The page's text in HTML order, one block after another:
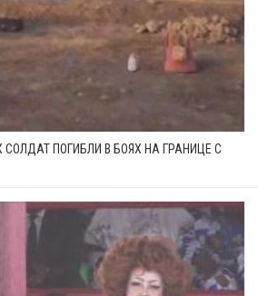
СОЛДАТ ПОГИБЛИ В БОЯХ НА ГРАНИЦЕ С